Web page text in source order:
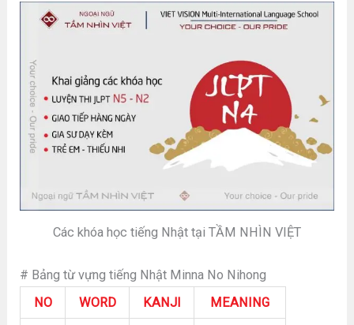
Các khóa học tiếng Nhật tại TẦM NHÌN VIỆT
# Bảng từ vựng tiếng Nhật Minna No Nihong
NO
WORD KANJI MEANING